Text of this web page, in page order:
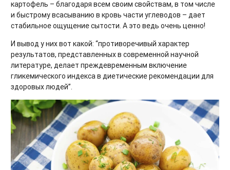
картофель – благодаря всем своим свойствам, в том числе
и быстрому всасыванию в кровь части углеводов – дает
стабильное ощущение сытости. А это ведь очень ценно!
И вывод у них вот какой: “противоречивый характер
результатов, представленных в современной научной
литературе, делает преждевременным включение
гликемического индекса в диетические рекомендации для
здоровых людей”.